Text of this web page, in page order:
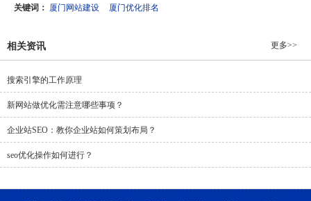
关键词： 厦门网站建设 厦门优化排名
相关资讯 更多>>
搜索引擎的工作原理
新网站做优化需注意哪些事项？
企业站SEO：教你企业站如何策划布局？
seo优化操作如何进行？